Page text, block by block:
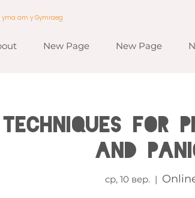
New Page New Page
am y Gymraeg
Techniques for
and
ср, 10 вер.
  |